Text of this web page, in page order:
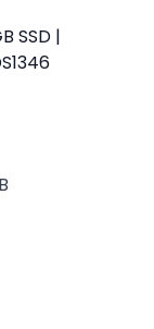
SSD |